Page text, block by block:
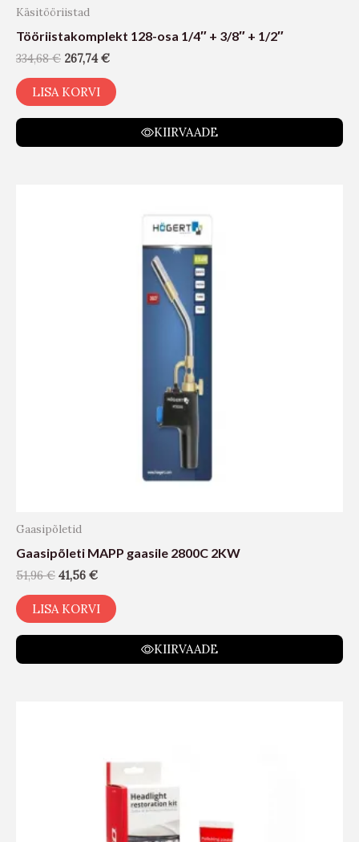
Käsitööriistad
Tööriistakomplekt 128-osa 1/4″ + 3/8″ + 1/2″
334,68€ 267,74€
LISA KORVI
KIIRVAADE
Gaasipõletid
Gaasipõleti MAPP gaasile 2800C 2KW
51,96€ 41,56 €
LISA KORVI
KIIRVAADE